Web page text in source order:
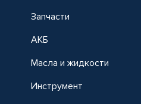
Запчасти
АКБ
Масла и жидкости
Инструмент